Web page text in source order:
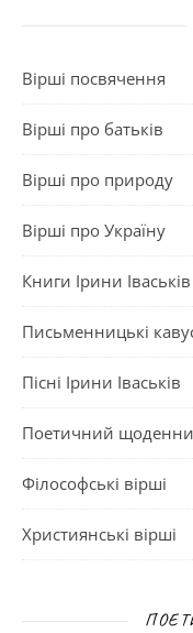
Вірші посвячення
Вірші про батьків
Вірші про природу
Вірші про Україну
Книги Ірини Іваськів
Письменницькі
Пісні Ірини Іваськів
Поетичний
Філософські вірші
Християнські вірші